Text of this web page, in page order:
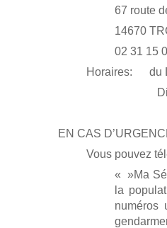
67 route
14670
02 31 15
Horaires: du
Dimanches et
EN CAS
Vous pouvez
« »Ma
la
numéros